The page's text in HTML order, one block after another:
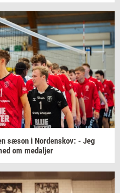
sæson i Nor­denskov: - Jeg
om me­dal­jer